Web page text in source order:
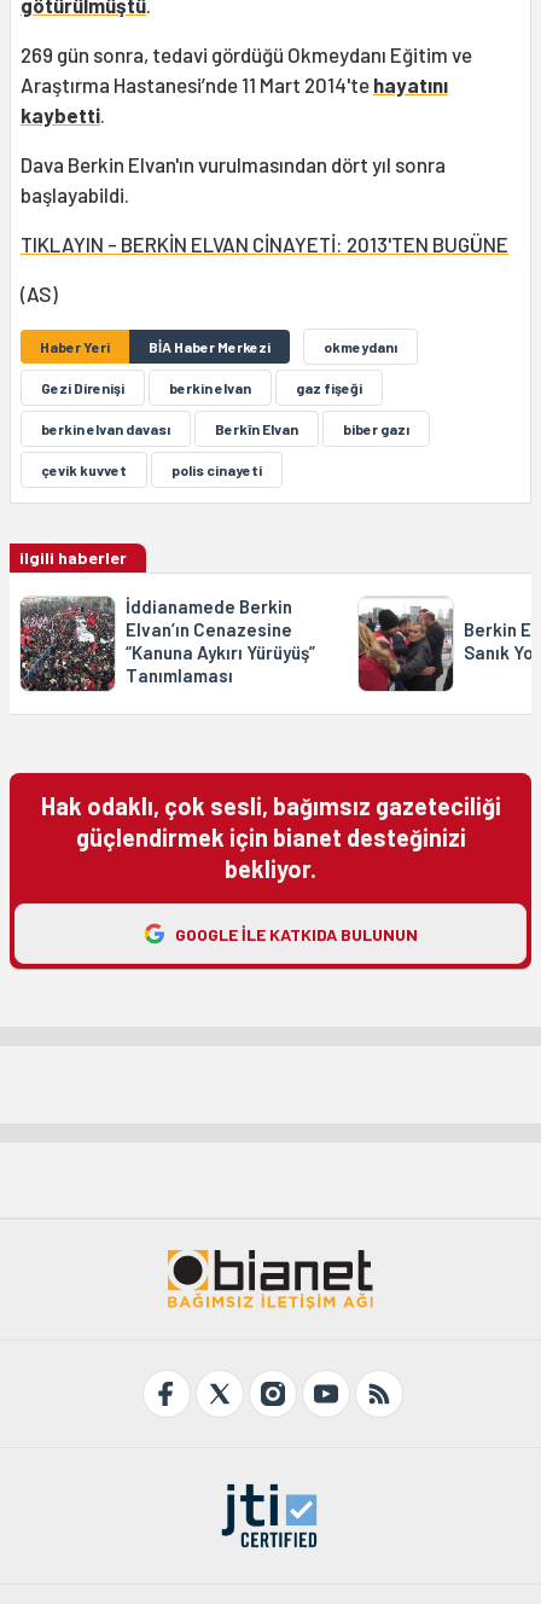
götürülmüştü.
269 gün sonra, tedavi gördüğü Okmeydanı Eğitim ve
Araştırma Hastanesi’nde 11 Mart 2014'te hayatını
kaybetti.
Dava Berkin Elvan'ın vurulmasından dört yıl sonra
başlayabildi.
TIKLAYIN - BERKİN ELVAN CİNAYETİ: 2013'TEN BUGÜNE
(AS)
Haber Yeri BİA Haber Merkezi okmeydanı
Gezi Direnişi berkin elvan gaz fişeği
berkin elvan davası Berkîn Elvan biber gazı
çevik kuvvet polis cinayeti
ilgili haberler
İddianamede Berkin
Elvan’ın Cenazesine
“Kanuna Aykırı Yürüyüş”
Tanımlaması
Berkin
Sanık
Hak odaklı, çok sesli, bağımsız gazeteciliği
güçlendirmek için bianet desteğinizi
bekliyor.
GOOGLE ILE KATKIDA BULUNUN